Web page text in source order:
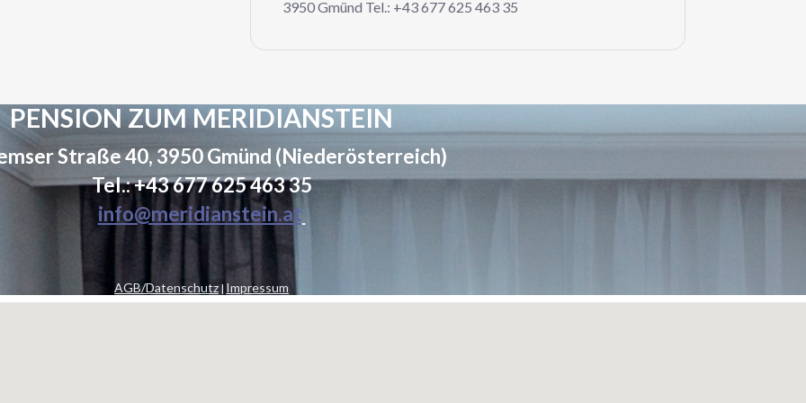
3950 Gmünd Tel.: +43 677 625 463 35
PENSION ZUM MERIDIANSTEIN
Straße 40, 3950 Gmünd (Niederösterreich)
Tel.: +43 677 625 463 35
info@meridianstein.at
AGB/Datenschutz | Impressum